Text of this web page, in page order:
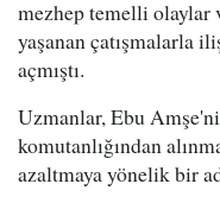
mezhep temelli olaylar
yaşanan çatışmalarla
açmıştı.
Uzmanlar, Ebu
komutanlığından
azaltmaya yönelik bir